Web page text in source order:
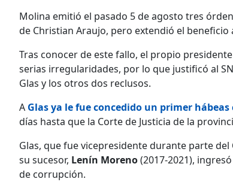
Molina emitió el pasado 5 de agosto tres
de Christian Araujo, pero extendió el beneficio
Tras conocer de este fallo, el propio presidente
serias irregularidades, por lo que justificó al
Glas y los otros dos reclusos.
A Glas ya le fue concedido un primer
días hasta que la Corte de Justicia de la
Glas, que fue vicepresidente durante parte
su sucesor, Lenín Moreno(2017-2021),
de corrupción.